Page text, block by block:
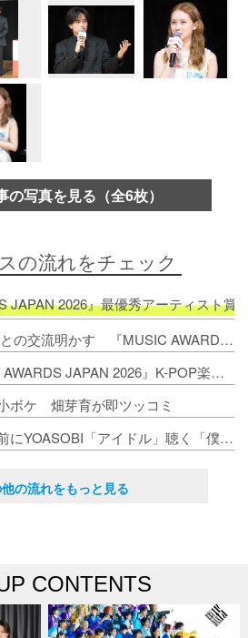
の写真を見る（全6枚）
の流れをチェック
JAPAN 2026』最優秀アーティスト
2. 中島健人、藤井 風との交流明かす 『MUSIC AWARDS JAPAN』レッドカーペットの舞台裏も
3. 畑芽育、『MUSIC AWARDS JAPAN 2026』K-POP楽曲賞ノミネートに興奮「すごく気になります」
ボケ 畑芽育が即ツッコミ
5. 中島健人、ライブ前にYOASOBI「アイドル」聴く「僕自身もアイドルなので」
の流れをもっと見る
CONTENTS